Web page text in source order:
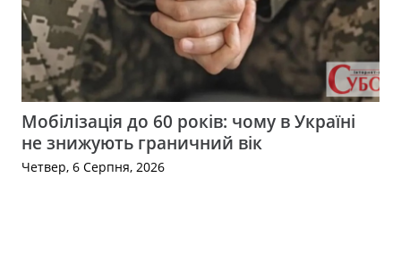
Мобілізація до 60 років: чому в Україні
не знижують граничний вік
Четвер, 6 Серпня, 2026